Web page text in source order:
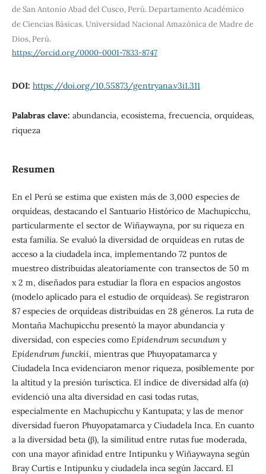
de San Antonio Abad del Cusco, Perú. Departamento Académico
de Ciencias Básicas. Universidad Nacional Amazónica de Madre de
Dios, Perú.
https://orcid.org/0000-0001-7833-8747
DOI: https://doi.org/10.55873/gentryana.v3i1.311
Palabras clave: abundancia, ecosistema, frecuencia, orquídeas,
riqueza
Resumen
En el Perú se estima que existen más de 3,000 especies de
orquídeas, destacando el Santuario Histórico de Machupicchu,
particularmente el sector de Wiñaywayna, por su riqueza en
esta familia. Se evaluó la diversidad de orquídeas en rutas de
acceso a la ciudadela inca, implementando 72 puntos de
muestreo distribuidas aleatoriamente con transectos de 50 m
x 2 m, diseñados para estudiar la flora en espacios angostos
(modelo aplicado para el estudio de orquídeas). Se registraron
87 especies de orquídeas distribuidas en 28 géneros. La ruta de
Montaña Machupicchu presentó la mayor abundancia y
diversidad, con especies como Epidendrum secundumy
Epidendrum funckii, mientras que Phuyopatamarca y
Ciudadela Inca evidenciaron menor riqueza, posiblemente por
la altitud y la presión turísctica. El índice de diversidad alfa (α)
evidenció una alta diversidad en casi todas rutas,
especialmente en Machupicchu y Kantupata; y las de menor
diversidad fueron Phuyopatamarca y Ciudadela Inca. En cuanto
a la diversidad beta (β), la similitud entre rutas fue moderada,
con una mayor afinidad entre Intipunku y Wiñaywayna según
Bray Curtis e Intipunku y ciudadela inca según Jaccard. El